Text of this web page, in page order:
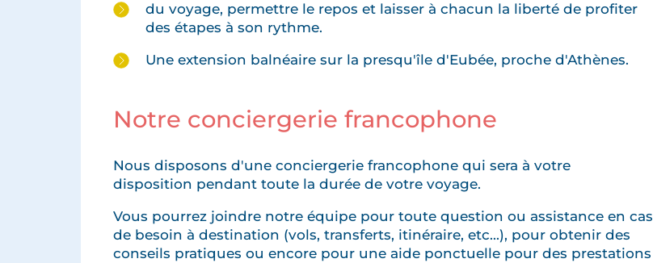
du voyage, permettre le repos et laisser à chacun la liberté de profiter
des étapes à son rythme.
Une extension balnéaire sur la presqu'île d'Eubée, proche d'Athènes.
Notre conciergerie francophone
Nous disposons d'une conciergerie francophone qui sera à votre
disposition pendant toute la durée de votre voyage.
Vous pourrez joindre notre équipe pour toute question ou assistance en cas
de besoin à destination (vols, transferts, itinéraire, etc...), pour obtenir des
conseils pratiques ou encore pour une aide ponctuelle pour des prestations